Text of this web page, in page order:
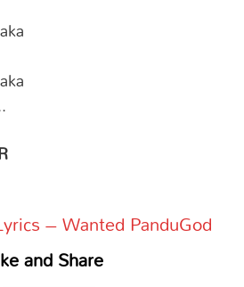
– Wanted PanduGod
and Share